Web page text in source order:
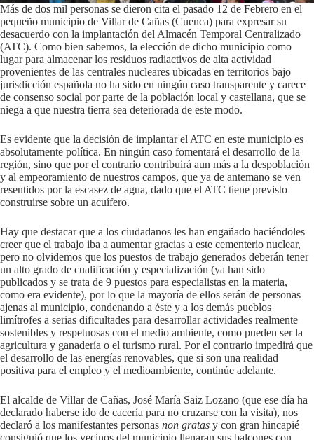
Más de dos mil personas se dieron cita el pasado 12 de Febrero en el
pequeño municipio de Villar de Cañas (Cuenca) para expresar su
desacuerdo con la implantación del Almacén Temporal Centralizado
(ATC). Como bien sabemos, la elección de dicho municipio como
lugar para almacenar los residuos radiactivos de alta actividad
provenientes de las centrales nucleares ubicadas en territorios bajo
jurisdicción española no ha sido en ningún caso transparente y carece
de consenso social por parte de la población local y castellana, que se
niega a que nuestra tierra sea deteriorada de este modo.
Es evidente que la decisión de implantar el ATC en este municipio es
absolutamente política. En ningún caso fomentará el desarrollo de la
región, sino que por el contrario contribuirá aun más a la despoblación
y al empeoramiento de nuestros campos, que ya de antemano se ven
resentidos por la escasez de agua, dado que el ATC tiene previsto
construirse sobre un acuífero.
Hay que destacar que a los ciudadanos les han engañado haciéndoles
creer que el trabajo iba a aumentar gracias a este cementerio nuclear,
pero no olvidemos que los puestos de trabajo generados deberán tener
un alto grado de cualificación y especialización (ya han sido
publicados y se trata de 9 puestos para especialistas en la materia,
como era evidente), por lo que la mayoría de ellos serán de personas
ajenas al municipio, condenando a éste y a los demás pueblos
limítrofes a serias dificultades para desarrollar actividades realmente
sostenibles y respetuosas con el medio ambiente, como pueden ser la
agricultura y ganadería o el turismo rural. Por el contrario impedirá que
el desarrollo de las energías renovables, que si son una realidad
positiva para el empleo y el medioambiente, continúe adelante.
El alcalde de Villar de Cañas, José María Saiz Lozano (que ese día ha
declarado haberse ido de cacería para no cruzarse con la visita), nos
declaró a los manifestantes personas non gratas y con gran hincapié
consiguió que los vecinos del municipio llenaran sus balcones con